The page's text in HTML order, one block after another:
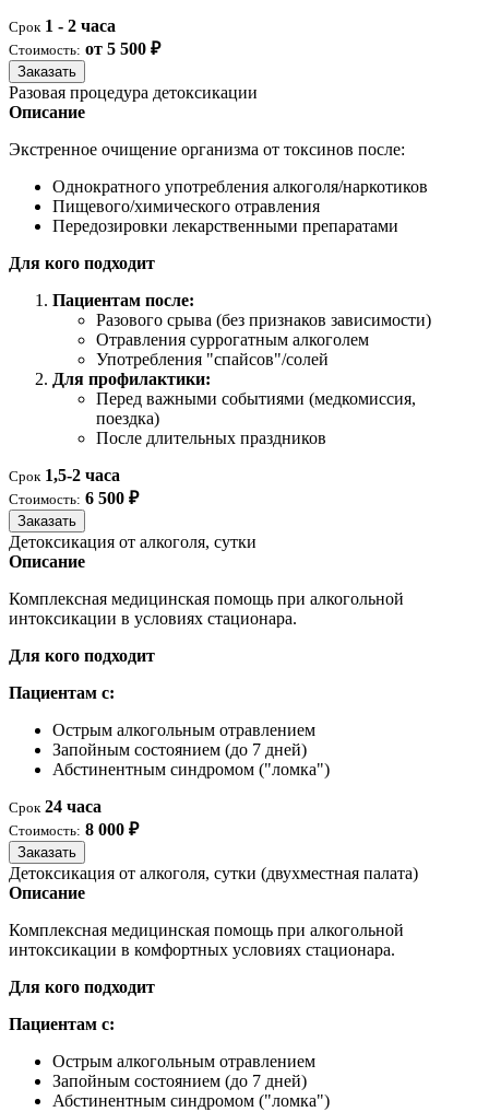
Срок 1 - 2 часа
Стоимость: от 5 500 ₽
Заказать
Разовая процедура детоксикации
Описание
Экстренное очищение организма от токсинов после:
Однократного употребления алкоголя/наркотиков
Пищевого/химического отравления
Передозировки лекарственными препаратами
Для кого подходит
Пациентам после:
Разового срыва (без признаков зависимости)
Отравления суррогатным алкоголем
Употребления "спайсов"/солей
Для профилактики:
Перед важными событиями (медкомиссия,
поездка)
После длительных праздников
Срок 1,5-2 часа
Стоимость: 6 500 ₽
Заказать
Детоксикация от алкоголя, сутки
Описание
Комплексная медицинская помощь при алкогольной
интоксикации в условиях стационара.
Для кого подходит
Пациентам с:
Острым алкогольным отравлением
Запойным состоянием (до 7 дней)
Абстинентным синдромом ("ломка")
Срок 24 часа
Стоимость: 8 000 ₽
Заказать
Детоксикация от алкоголя, сутки (двухместная палата)
Описание
Комплексная медицинская помощь при алкогольной
интоксикации в комфортных условиях стационара.
Для кого подходит
Пациентам с:
Острым алкогольным отравлением
Запойным состоянием (до 7 дней)
Абстинентным синдромом ("ломка")